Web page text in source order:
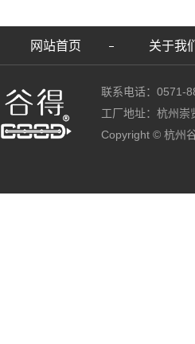
网站首页 关于我
联系电话：0571-
工厂地址：杭州崇
Copyright © 杭州